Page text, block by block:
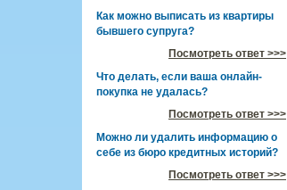
Как можно выписать из квартиры
бывшего супруга?
Посмотреть ответ >>>
Что делать, если ваша онлайн-
покупка не удалась?
Посмотреть ответ >>>
Можно ли удалить информацию о
себе из бюро кредитных историй?
Посмотреть ответ >>>